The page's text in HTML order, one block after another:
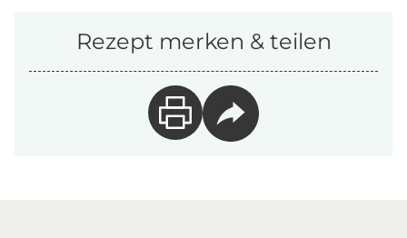
Rezept merken & teilen